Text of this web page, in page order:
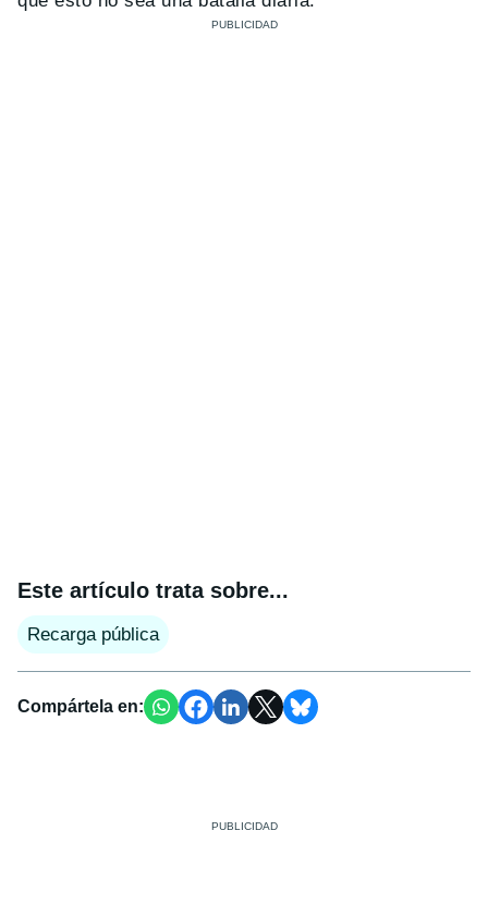
Este artículo trata sobre...
Recarga pública
Compártela en: